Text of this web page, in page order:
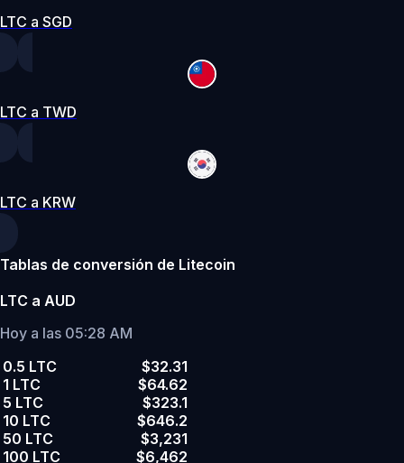
LTC a SGD
LTC a TWD
LTC a KRW
Tablas de conversión de Litecoin
LTC a AUD
Hoy a las 05:28 AM
0.5 LTC
$32.31
1 LTC
$64.62
5 LTC
$323.1
10 LTC
$646.2
50 LTC
$3,231
100 LTC
$6,462